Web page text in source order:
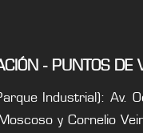
- PUNTOS DE
Industrial): Av.
y Cornelio